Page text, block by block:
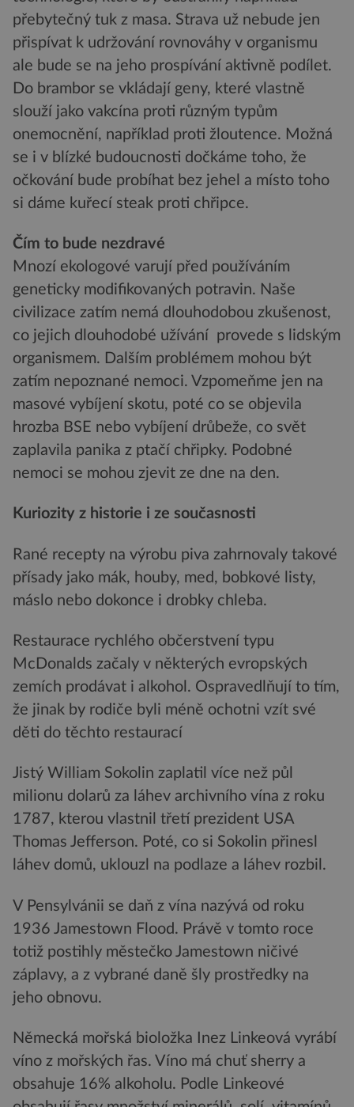
přebytečný tuk z masa. Strava už nebude jen
přispívat k udržování rovnováhy v organismu
ale bude se na jeho prospívání aktivně podílet.
Do brambor se vkládají geny, které vlastně
slouží jako vakcína proti různým typům
onemocnění, například proti žloutence. Možná
se i v blízké budoucnosti dočkáme toho, že
očkování bude probíhat bez jehel a místo toho
si dáme kuřecí steak proti chřipce.
Čím to bude nezdravé
Mnozí ekologové varují před používáním
geneticky modifikovaných potravin. Naše
civilizace zatím nemá dlouhodobou zkušenost,
co jejich dlouhodobé užívání provede s lidským
organismem. Dalším problémem mohou být
zatím nepoznané nemoci. Vzpomeňme jen na
masové vybíjení skotu, poté co se objevila
hrozba BSE nebo vybíjení drůbeže, co svět
zaplavila panika z ptačí chřipky. Podobné
nemoci se mohou zjevit ze dne na den.
Kuriozity z historie i ze současnosti
Rané recepty na výrobu piva zahrnovaly takové
přísady jako mák, houby, med, bobkové listy,
máslo nebo dokonce i drobky chleba.
Restaurace rychlého občerstvení typu
McDonalds začaly v některých evropských
zemích prodávat i alkohol. Ospravedlňují to tím,
že jinak by rodiče byli méně ochotni vzít své
děti do těchto restaurací
Jistý William Sokolin zaplatil více než půl
milionu dolarů za láhev archivního vína z roku
1787, kterou vlastnil třetí prezident USA
Thomas Jefferson. Poté, co si Sokolin přinesl
láhev domů, uklouzl na podlaze a láhev rozbil.
V Pensylvánii se daň z vína nazývá od roku
1936 Jamestown Flood. Právě v tomto roce
totiž postihly městečko Jamestown ničivé
záplavy, a z vybrané daně šly prostředky na
jeho obnovu.
Německá mořská bioložka Inez Linkeová vyrábí
víno z mořských řas. Víno má chuť sherry a
obsahuje 16% alkoholu. Podle Linkeové